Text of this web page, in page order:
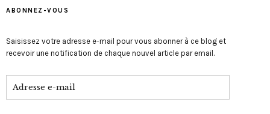
ABONNEZ-VOUS
Saisissez votre adresse e-mail pour vous abonner à ce blog et
recevoir une notification de chaque nouvel article par email.